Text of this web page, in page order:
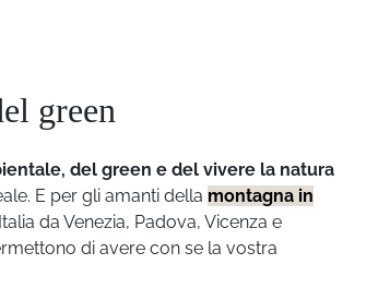
green
del green e del vivere la natura
E per gli amanti della montagna in
da Venezia, Padova, Vicenza e
di avere con se la vostra